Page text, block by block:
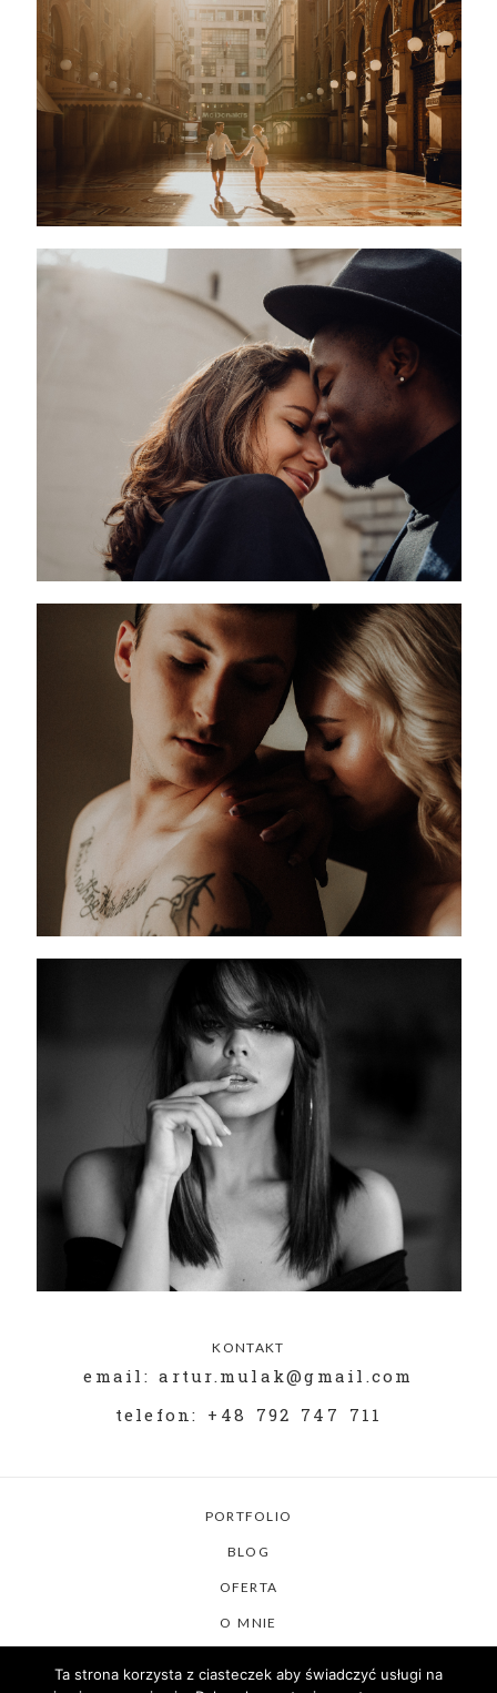
KONTAKT
email: artur.mulak@gmail.com
telefon: +48 792 747 711
PORTFOLIO
BLOG
OFERTA
O MNIE
Ta strona korzysta z ciasteczek aby świadczyć usługi na